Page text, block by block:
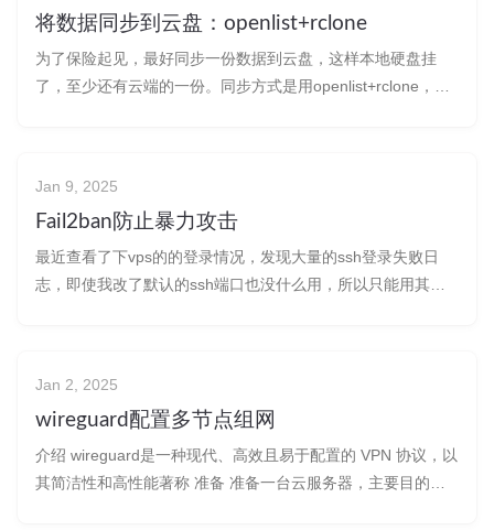
将数据同步到云盘：openlist+rclone
为了保险起见，最好同步一份数据到云盘，这样本地硬盘挂
了，至少还有云端的一份。同步方式是用openlist+rclone，云
Jan 9, 2025
Fail2ban防止暴力攻击
最近查看了下vps的的登录情况，发现大量的ssh登录失败日
志，即使我改了默认的ssh端口也没什么用，所以只能用其他
个工具就可
Jan 2, 2025
wireguard配置多节点组网
介绍 wireguard是一种现代、高效且易于配置的 VPN 协议，以
其简洁性和高性能著称 准备 准备一台云服务器，主要目的是